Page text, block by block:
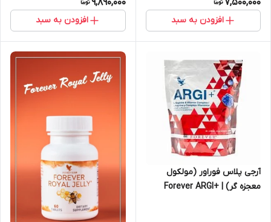
افزودن به سبد افزودن به سبد
آرجی پلاس فوراور (مولکول
معجزه گر) | +Forever ARGI